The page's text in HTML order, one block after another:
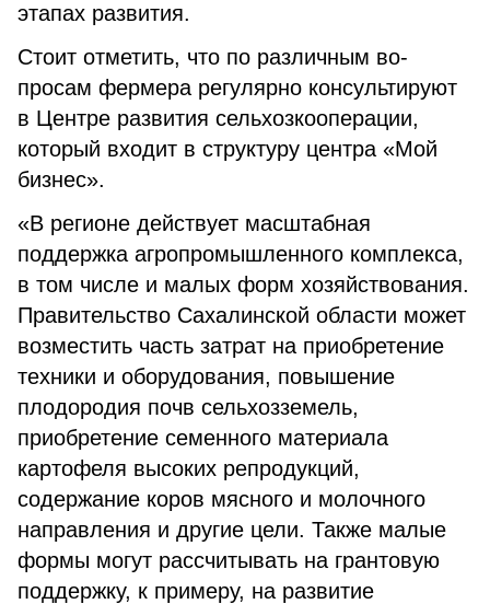
этапах развития.
Стоит отметить, что по различным во­
просам фермера регулярно консультируют
в Центре развития сельхозкооперации,
который входит в структуру центра «Мой
бизнес».
«В регионе действует масштабная
поддерж­ка агропромышленного комплекса,
в том числе и малых форм хозяйствования.
Правительство Сахалинской области может
возместить часть затрат на приобретение
техники и оборудования, повышение
плодородия почв сельхозземель,
приобретение семенного материала
картофеля высоких репродукций,
содержание коров мясного и молочного
направления и другие цели. Также малые
формы могут рассчитывать на грантовую
поддержку, к примеру, на развитие